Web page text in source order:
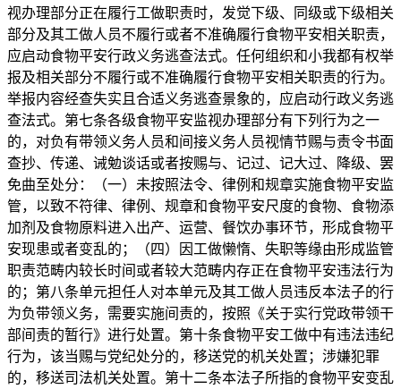
视办理部分正在履行工做职责时，发觉下级、同级或下级相关
部分及其工做人员不履行或者不准确履行食物平安相关职责，
应启动食物平安行政义务逃查法式。任何组织和小我都有权举
报及相关部分不履行或不准确履行食物平安相关职责的行为。
举报内容经查失实且合适义务逃查景象的，应启动行政义务逃
查法式。第七条各级食物平安监视办理部分有下列行为之一
的，对负有带领义务人员和间接义务人员视情节赐与责令书面
查抄、传递、诫勉谈话或者按赐与、记过、记大过、降级、罢
免曲至处分：（一）未按照法令、律例和规章实施食物平安监
管，以致不符律、律例、规章和食物平安尺度的食物、食物添
加剂及食物原料进入出产、运营、餐饮办事环节，形成食物平
安现患或者变乱的；（四）因工做懒惰、失职等缘由形成监管
职责范畴内较长时间或者较大范畴内存正在食物平安违法行为
的；第八条单元担任人对本单元及其工做人员违反本法子的行
为负带领义务，需要实施间责的，按照《关于实行党政带领干
部间责的暂行》进行处置。第十条食物平安工做中有违法违纪
行为，该当赐与党纪处分的，移送党的机关处置；涉嫌犯罪
的，移送司法机关处置。第十二条本法子所指的食物平安变乱